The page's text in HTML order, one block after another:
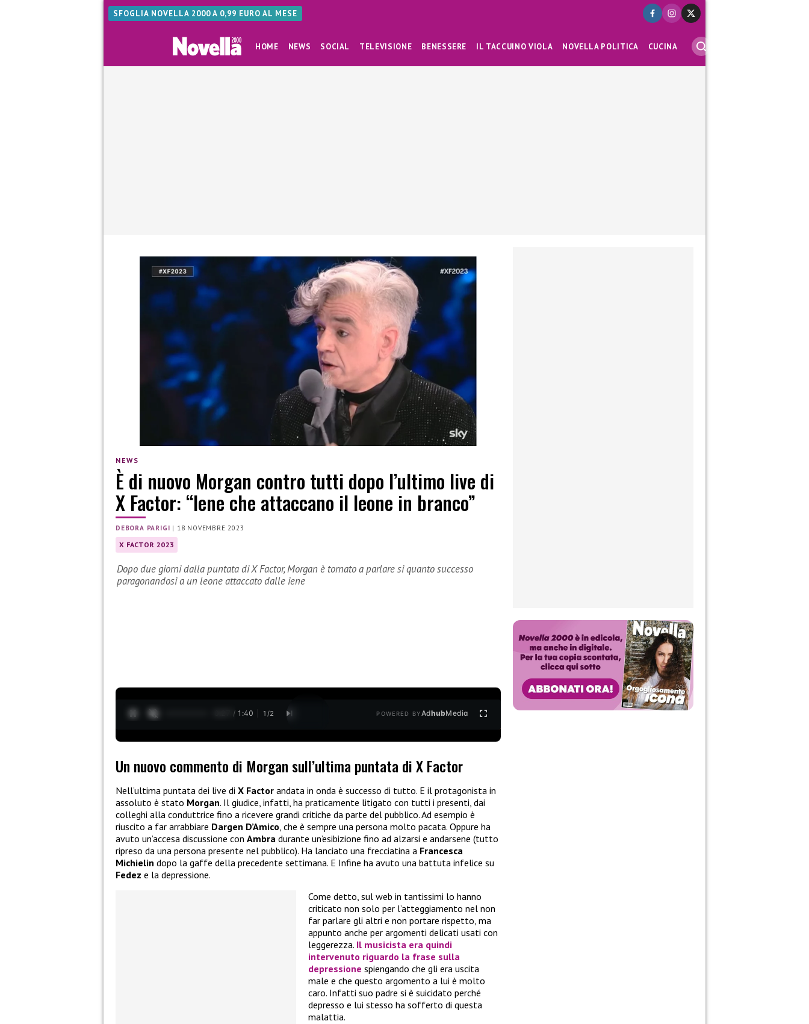
SFOGLIA NOVELLA 2000 A 0,99 EURO AL MESE
HOME NEWS SOCIAL TELEVISIONE BENESSERE IL TACCUINO VIOLA NOVELLA POLITICA CUCINA
NEWS
È di nuovo Morgan contro tutti dopo l’ultimo live di
X Factor: “Iene che attaccano il leone in branco”
DEBORA PARIGI | 18 NOVEMBRE 2023
X FACTOR 2023
Dopo due giorni dalla puntata di X Factor, Morgan è tornato a parlare si quanto successo
paragonandosi a un leone attaccato dalle iene
0:28 / 1:40 1 /2 POWERED BYAdhubMedia
Un nuovo commento di Morgan sull’ultima puntata di X Factor
Nell’ultima puntata dei live di X Factor andata in onda è successo di tutto. E il protagonista in
assoluto è stato Morgan. Il giudice, infatti, ha praticamente litigato con tutti i presenti, dai
colleghi alla conduttrice fino a ricevere grandi critiche da parte del pubblico. Ad esempio è
riuscito a far arrabbiare Dargen D’Amico, che è sempre una persona molto pacata. Oppure ha
avuto un’accesa discussione con Ambra durante un’esibizione fino ad alzarsi e andarsene (tutto
ripreso da una persona presente nel pubblico). Ha lanciato una frecciatina a Francesca
Michielin dopo la gaffe della precedente settimana. E Infine ha avuto una battuta infelice su
Fedez e la depressione.
Come detto, sul web in tantissimi lo hanno
criticato non solo per l’atteggiamento nel non
far parlare gli altri e non portare rispetto, ma
appunto anche per argomenti delicati usati con
leggerezza. Il musicista era quindi
intervenuto riguardo la frase sulla
depressione spiengando che gli era uscita
male e che questo argomento a lui è molto
caro. Infatti suo padre si è suicidato perché
depresso e lui stesso ha sofferto di questa
malattia.